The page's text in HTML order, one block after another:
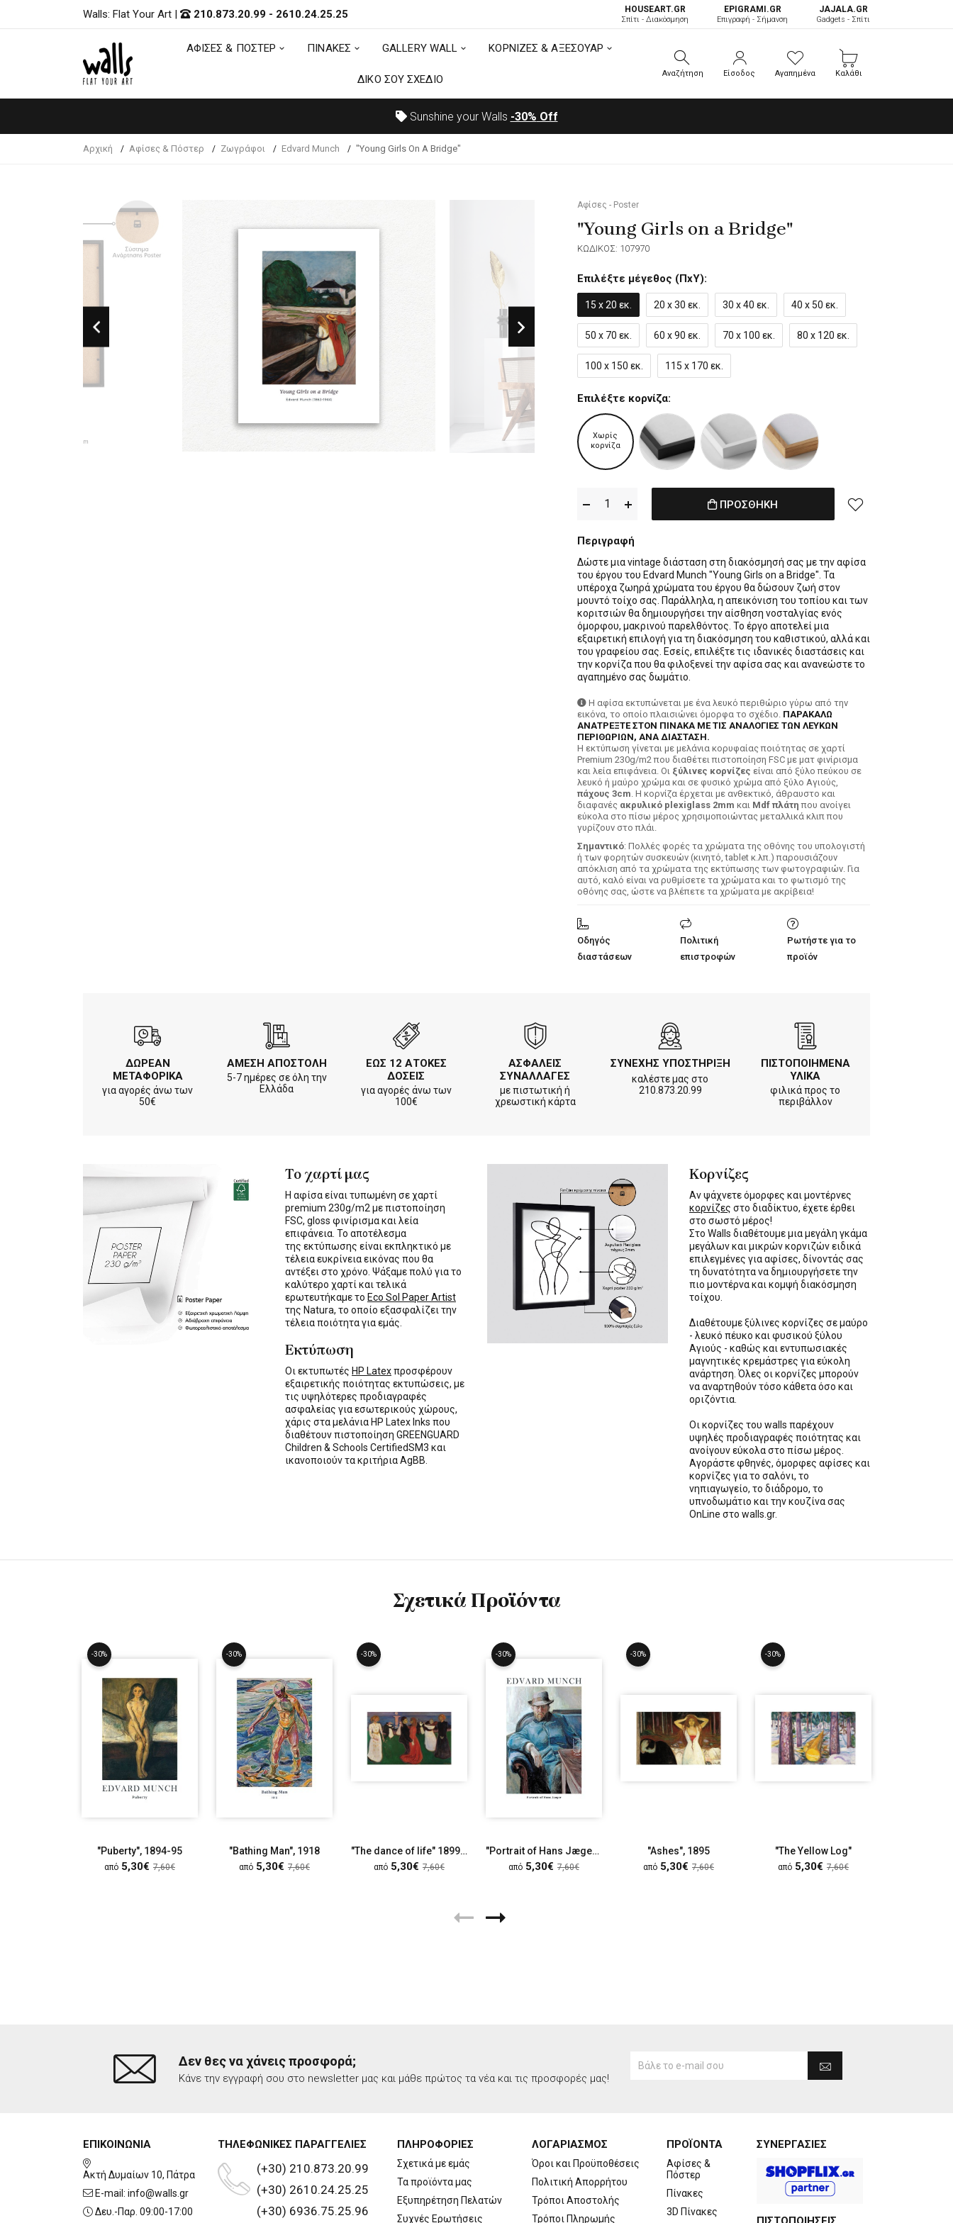
ΑΦΙΣΕΣ & ΠΟΣΤΕΡ ΠΙΝΑΚΕΣ
ΔΙΚΟ ΣΟΥ ΣΧΕΔΙΟ
Walls: Flat Your Art | 210.873.20.99 - 2610.24.25.25 HOUSEART.GR
Σπίτι - Διακόσμηση
ΕPIGRAMI.GR
Επιγραφή - Σήμανση
JAJALA.GR
Gadgets - Σπίτι
ΑΦΙΣΕΣ & ΠΟΣΤΕΡ ΠΙΝΑΚΕΣ GALLERY WALL ΚΟΡΝΙΖΕΣ & ΑΞΕΣΟΥΑΡ
ΔΙΚΟ ΣΟΥ ΣΧΕΔΙΟ Αναζήτηση Είσοδος Αγαπημένα Καλάθι
Sunshine your Walls -30% Off
Αρχική Αφίσες & Πόστερ Ζωγράφοι Edvard Munch "Young Girls On A Bridge"
Αφίσες - Poster
"Young Girls on a Bridge"
ΚΩΔΙΚΟΣ: 107970
Επιλέξτε μέγεθος (ΠxΥ):
15 x 20 εκ. 20 x 30 εκ. 30 x 40 εκ. 40 x 50 εκ.
50 x 70 εκ. 60 x 90 εκ. 70 x 100 εκ. 80 x 120 εκ.
100 x 150 εκ. 115 x 170 εκ.
Επιλέξτε κορνίζα:
Χωρίς
κορνίζα
ΠΡΟΣΘΗΚΗ
Περιγραφή
Δώστε μια vintage διάσταση στη διακόσμησή σας με την αφίσα
του έργου του Edvard Munch "Young Girls on a Bridge". Τα
υπέροχα ζωηρά χρώματα του έργου θα δώσουν ζωή στον
μουντό τοίχο σας. Παράλληλα, η απεικόνιση του τοπίου και των
κοριτσιών θα δημιουργήσει την αίσθηση νοσταλγίας ενός
όμορφου, μακρινού παρελθόντος. Το έργο αποτελεί μια
εξαιρετική επιλογή για τη διακόσμηση του καθιστικού, αλλά και
του γραφείου σας. Εσείς, επιλέξτε τις ιδανικές διαστάσεις και
την κορνίζα που θα φιλοξενεί την αφίσα σας και ανανεώστε το
αγαπημένο σας δωμάτιο.
Η αφίσα εκτυπώνεται με ένα λευκό περιθώριο γύρω από την
εικόνα, το οποίο πλαισιώνει όμορφα το σχέδιο. ΠΑΡΑΚΑΛΩ
ΑΝΑΤΡΕΞΤΕ ΣΤΟΝ ΠΙΝΑΚΑ ΜΕ ΤΙΣ ΑΝΑΛΟΓΙΕΣ ΤΩΝ ΛΕΥΚΩΝ
ΠΕΡΙΘΩΡΙΩΝ, ΑΝΑ ΔΙΑΣΤΑΣΗ.
H εκτύπωση γίνεται με μελάνια κορυφαίας ποιότητας σε χαρτί
Premium 230g/m2 που διαθέτει πιστοποίηση FSC με ματ φινίρισμα
και λεία επιφάνεια. Οι ξύλινες κορνίζες είναι από ξύλο πεύκου σε
λευκό ή μαύρο χρώμα και σε φυσικό χρώμα από ξύλο Αγιούς,
πάχους 3cm. Η κορνίζα έρχεται με ανθεκτικό, άθραυστο και
διαφανές ακρυλικό plexiglass 2mm και Mdf πλάτη που ανοίγει
εύκολα στο πίσω μέρος χρησιμοποιώντας μεταλλικά κλιπ που
γυρίζουν στο πλάι.
Σημαντικό: Πολλές φορές τα χρώματα της οθόνης του υπολογιστή
ή των φορητών συσκευών (κινητό, tablet κ.λπ.) παρουσιάζουν
απόκλιση από τα χρώματα της εκτύπωσης των φωτογραφιών. Για
αυτό, καλό είναι να ρυθμίσετε τα χρώματα και το φωτισμό της
οθόνης σας, ώστε να βλέπετε τα χρώματα με ακρίβεια!
Οδηγός
διαστάσεων
Πολιτική
επιστροφών
Ρωτήστε για το
προϊόν
ΔΩΡΕΑΝ
ΜΕΤΑΦΟΡΙΚΑ
για αγορές άνω των
50€
ΑΜΕΣΗ ΑΠΟΣΤΟΛΗ
5-7 ημέρες σε όλη την
Ελλάδα
ΕΩΣ 12 ΑΤΟΚΕΣ
ΔΟΣΕΙΣ
για αγορές άνω των
100€
ΑΣΦΑΛΕΙΣ
ΣΥΝΑΛΛΑΓΕΣ
με πιστωτική ή
χρεωστική κάρτα
ΣΥΝΕΧΗΣ ΥΠΟΣΤΗΡΙΞΗ
καλέστε μας στο
210.873.20.99
ΠΙΣΤΟΠΟΙΗΜΕΝΑ
ΥΛΙΚΑ
φιλικά προς το
περιβάλλον
Το χαρτί μας
Η αφίσα είναι τυπωμένη σε χαρτί
premium 230g/m2 με πιστοποίηση
FSC, gloss φινίρισμα και λεία
επιφάνεια. Το αποτέλεσμα
της εκτύπωσης είναι εκπληκτικό με
τέλεια ευκρίνεια εικόνας που θα
αντέξει στο χρόνο. Ψάξαμε πολύ για το
καλύτερο χαρτί και τελικά
ερωτευτήκαμε το Eco Sol Paper Artist
της Natura, το οποίο εξασφαλίζει την
τέλεια ποιότητα για εμάς.
Εκτύπωση
Οι εκτυπωτές HP Latexπροσφέρουν
εξαιρετικής ποιότητας εκτυπώσεις, με
τις υψηλότερες προδιαγραφές
ασφαλείας για εσωτερικούς χώρους,
χάρις στα μελάνια HP Latex Inks που
διαθέτουν πιστοποίηση GREENGUARD
Children & Schools CertifiedSM3 και
ικανοποιούν τα κριτήρια AgBB.
Κορνίζες
Αν ψάχνετε όμορφες και μοντέρνες
κορνίζες στο διαδίκτυο, έχετε έρθει
στο σωστό μέρος!
Στο Walls διαθέτουμε μια μεγάλη γκάμα
μεγάλων και μικρών κορνιζών ειδικά
επιλεγμένες για αφίσες, δίνοντάς σας
τη δυνατότητα να δημιουργήσετε την
πιο μοντέρνα και κομψή διακόσμηση
τοίχου.
Διαθέτουμε ξύλινες κορνίζες σε μαύρο
- λευκό πέυκο και φυσικού ξύλου
Αγιούς - καθώς και εντυπωσιακές
μαγνητικές κρεμάστρες για εύκολη
ανάρτηση. Όλες οι κορνίζες μπορούν
να αναρτηθούν τόσο κάθετα όσο και
οριζόντια.
Οι κορνίζες του walls παρέχουν
υψηλές προδιαγραφές ποιότητας και
ανοίγουν εύκολα στο πίσω μέρος.
Αγοράστε φθηνές, όμορφες αφίσες και
κορνίζες για το σαλόνι, το
νηπιαγωγείο, το διάδρομο, το
υπνοδωμάτιο και την κουζίνα σας
OnLine στο walls.gr.
Σχετικά Προϊόντα
-30%
"Puberty", 1894-95
από 5,30€ 7,60€
-30%
"Bathing Man", 1918
από 5,30€ 7,60€
-30%
"The dance of life" 1899-1900
από 5,30€ 7,60€
-30%
"Portrait of Hans Jæger", 1889
από 5,30€ 7,60€
-30%
"Ashes", 1895
από 5,30€ 7,60€
-30%
"The Yellow Log"
από 5,30€ 7,60€
Δεν θες να χάνεις προσφορά;
Κάνε την εγγραφή σου στο newsletter μας και μάθε πρώτος τα νέα και τις προσφορές μας!
ΕΠΙΚΟΙΝΩΝΙΑ
Ακτή Δυμαίων 10, Πάτρα
E-mail: info@walls.gr
Δευ.-Παρ. 09:00-17:00
ΤΗΛΕΦΩΝΙΚΕΣ ΠΑΡΑΓΓΕΛΙΕΣ
(+30) 210.873.20.99
(+30) 2610.24.25.25
(+30) 6936.75.25.96
ΠΛΗΡΟΦΟΡΙΕΣ
Σχετικά με εμάς
Τα προϊόντα μας
Εξυπηρέτηση Πελατών
Συχνές Ερωτήσεις
ΛΟΓΑΡΙΑΣΜΟΣ
Όροι και Προϋποθέσεις
Πολιτική Απορρήτου
Τρόποι Αποστολής
Τρόποι Πληρωμής
ΠΡΟΪΟΝΤΑ
Αφίσες &
Πόστερ
Πίνακες
3D Πίνακες
ΣΥΝΕΡΓΑΣΙΕΣ